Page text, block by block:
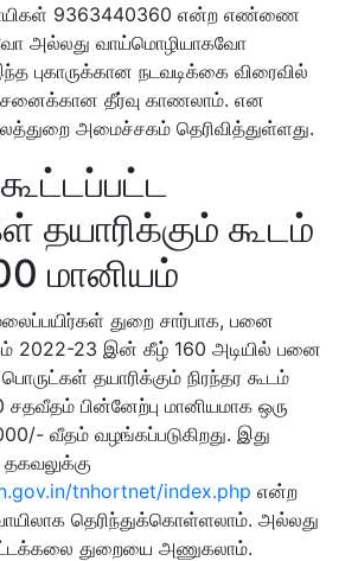
9363440360 என்ற எண்ணை
அல்லது வாய்மொழியாகவோ
புகாருக்கான நடவடிக்கை விரைவில்
தீர்வு காணலாம். என
அமைச்சகம் தெரிவித்துள்ளது.
கூட்டப்பட்ட
தயாரிக்கும் கூடம்
மானியம்
துறை சார்பாக, பனை
2022-23 இன் கீழ் 160 அடியில் பனை
பொருட்கள் தயாரிக்கும் நிரந்தர கூடம்
சதவீதம் பின்னேற்பு மானியமாக ஒரு
வீதம் வழங்கப்படுகிறது. இது
தகவலுக்கு
tnhortnet/index.php என்ற
தெரிந்துக்கொள்ளலாம். அல்லது
துறையை அணுகலாம்.